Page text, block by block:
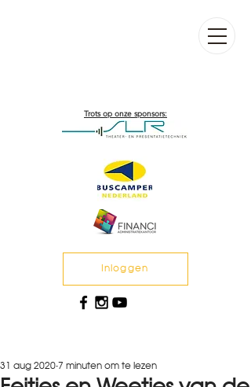
Inloggen
Trots op onze sponsors:
31 aug 2020 7 minuten om te lezen